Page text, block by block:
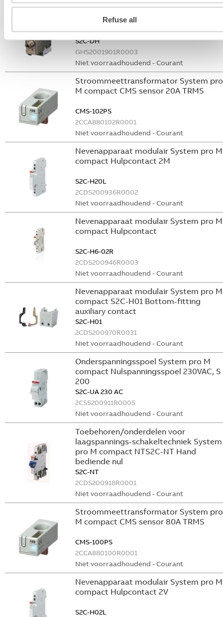
Refuse all
Bedieningsknop voor
vermogensschakelaar System pro M
compact Through the door operator
S2C-DH
GHS2001901R0003
Niet voorraadhoudend - Courant
Stroommeettransformator System pro
M compact CMS sensor 20A TRMS
CMS-102PS
2CCA880102R0001
Niet voorraadhoudend - Courant
Nevenapparaat modulair System pro M
compact Hulpcontact 2M
S2C-H20L
2CDS200936R0002
Niet voorraadhoudend - Courant
Nevenapparaat modulair System pro M
compact Hulpcontact
S2C-H6-02R
2CDS200946R0003
Niet voorraadhoudend - Courant
Nevenapparaat modulair System pro M
compact S2C-H01 Bottom-fitting
auxiliary contact
S2C-H01
2CDS200970R0031
Niet voorraadhoudend - Courant
Onderspanningsspoel System pro M
compact Nulspanningsspoel 230VAC, S
200
S2C-UA 230 AC
2CSS200911R0005
Niet voorraadhoudend - Courant
Toebehoren/onderdelen voor
laagspannings-schakeltechniek System
pro M compact NTS2C-NT Hand
bediende nul
S2C-NT
2CDS200918R0001
Niet voorraadhoudend - Courant
Stroommeettransformator System pro
M compact CMS sensor 80A TRMS
CMS-100PS
2CCA880100R0001
Niet voorraadhoudend - Courant
Nevenapparaat modulair System pro M
compact Hulpcontact 2V
S2C-H02L